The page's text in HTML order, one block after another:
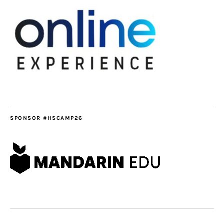
SPONSOR #HSCAMP26